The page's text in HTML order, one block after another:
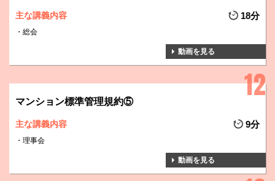
主な講義内容 18分
総会
動画を見る
マンション標準管理規約⑤
主な講義内容 9分
理事会
動画を見る